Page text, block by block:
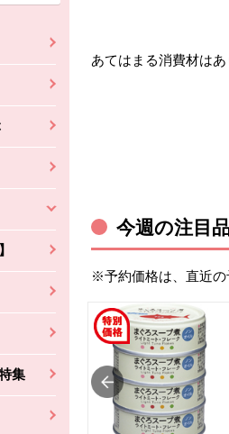
集
あてはまる消費材はあ
今週の注目
※予約価格は、直近の